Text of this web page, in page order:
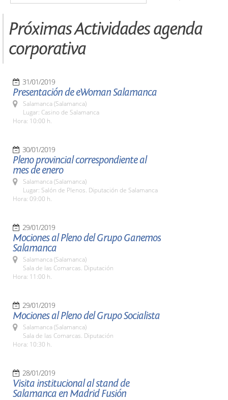
Próximas Actividades agenda
corporativa
31/01/2019
Presentación de eWoman Salamanca
Salamanca (Salamanca)
Lugar: Casino de Salamanca
Hora: 10:00 h.
30/01/2019
Pleno provincial correspondiente al
mes de enero
Salamanca (Salamanca)
Lugar: Salón de Plenos. Diputación de Salamanca
Hora: 09:00 h.
29/01/2019
Mociones al Pleno del Grupo Ganemos
Salamanca
Salamanca (Salamanca)
Sala de las Comarcas. Diputación
Hora: 11:00 h.
29/01/2019
Mociones al Pleno del Grupo Socialista
Salamanca (Salamanca)
Sala de las Comarcas. Diputación
Hora: 10:30 h.
28/01/2019
Visita institucional al stand de
Salamanca en Madrid Fusión